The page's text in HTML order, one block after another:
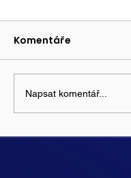
Komentáře
Napsat komentář...